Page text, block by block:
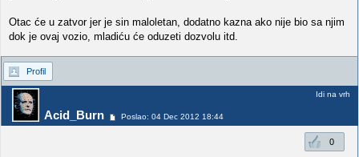
Otac će u zatvor jer je sin maloletan, dodatno kazna ako nije bio sa njim
dok je ovaj vozio, mladiću će oduzeti dozvolu itd.
Profil
Acid_Burn Poslao: 04 Dec 2012 18:44
Idi na vrh
0